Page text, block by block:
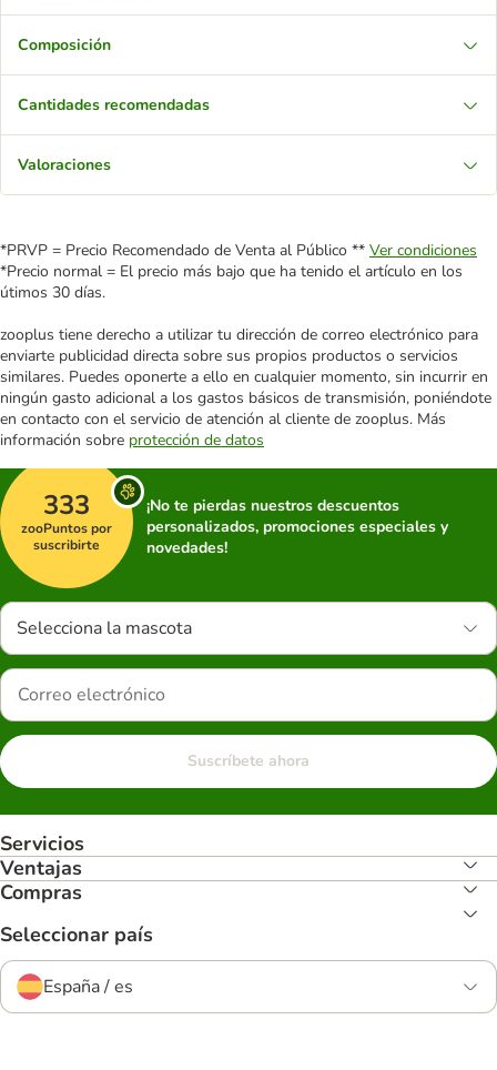
Composición
Cantidades recomendadas
Valoraciones
*PRVP = Precio Recomendado de Venta al Público ** Ver condiciones
*Precio normal = El precio más bajo que ha tenido el artículo en los
útimos 30 días.
zooplus tiene derecho a utilizar tu dirección de correo electrónico para
enviarte publicidad directa sobre sus propios productos o servicios
similares. Puedes oponerte a ello en cualquier momento, sin incurrir en
ningún gasto adicional a los gastos básicos de transmisión, poniéndote
en contacto con el servicio de atención al cliente de zooplus. Más
información sobre protección de datos
333
zooPuntos por
suscribirte
¡No te pierdas nuestros descuentos
personalizados, promociones especiales y
novedades!
Selecciona la mascota
Suscríbete ahora
Servicios
Ventajas
Compras
Seleccionar país
España / es